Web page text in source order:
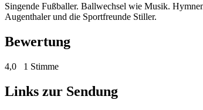
Singende Fußballer. Ballwechsel wie Musik.
Augenthaler und die Sportfreunde Stiller.
Bewertung
4,0 1 Stimme
Links zur Sendung